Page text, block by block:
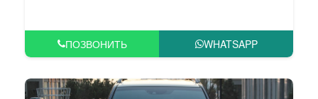
ПОЗВОНИТЬ WHATSAPP